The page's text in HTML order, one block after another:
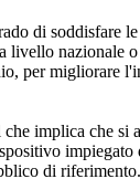
di
nazionale
per
implica che
di riferimento.